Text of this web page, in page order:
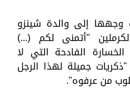
وجهها إلى والدة شينزو
"أتمنى لكم (...)
الفادحة التي لا
جميلة لهذا الرجل
من عرفوه".